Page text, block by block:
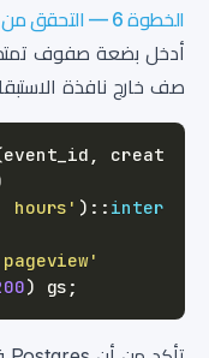
الخطوة 6 — التحقق من التوجيه، والاستبقاء، وحلقة cron
أدخل بضعة صفوف
صف خارج نافذة
event_id ,
creat
hours' ) :: inter
) gs ;